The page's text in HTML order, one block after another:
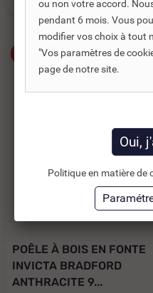
-30%
457100
POÊLE À BOIS EN FONTE
INVICTA BRADFORD
ANTHRACITE 9...
ou non votre accord.
pendant 6 mois. Vous
modifier vos choix à tout
"Vos paramètres de
page de notre site.
Politique en matière de